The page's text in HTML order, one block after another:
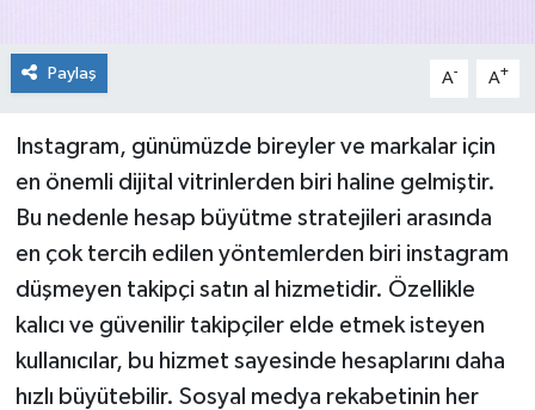
Paylaş A- A+
Instagram, günümüzde bireyler ve markalar için
en önemli dijital vitrinlerden biri haline gelmiştir.
Bu nedenle hesap büyütme stratejileri arasında
en çok tercih edilen yöntemlerden biri instagram
düşmeyen takipçi satın al hizmetidir. Özellikle
kalıcı ve güvenilir takipçiler elde etmek isteyen
kullanıcılar, bu hizmet sayesinde hesaplarını daha
hızlı büyütebilir. Sosyal medya rekabetinin her